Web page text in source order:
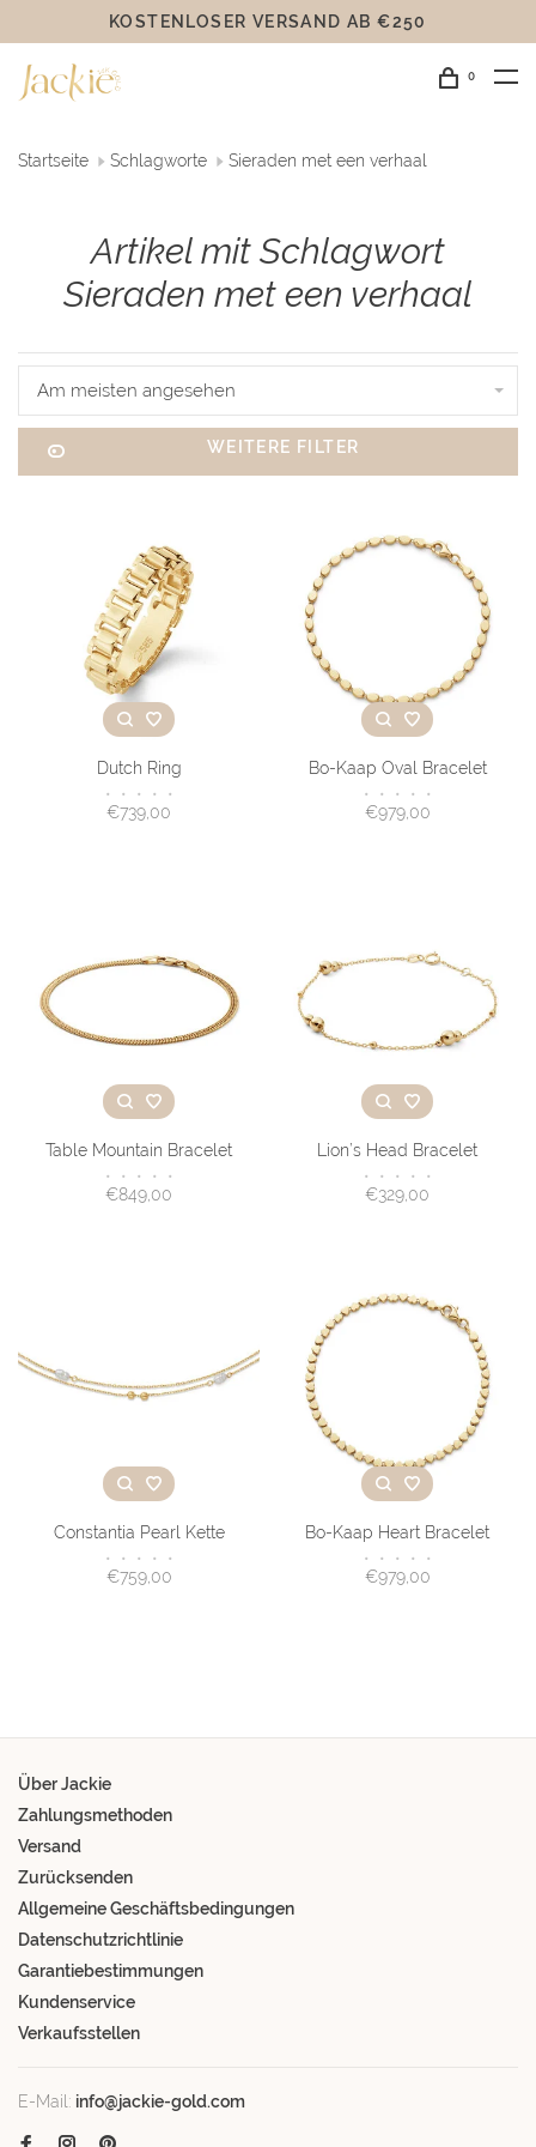
KOSTENLOSER VERSAND AB €250
0
Startseite Schlagworte Sieraden met een verhaal
Artikel mit Schlagwort
Sieraden met een verhaal
Am meisten angesehen
WEITERE FILTER
Dutch Ring
• • • • •
€739,00
Bo-Kaap Oval Bracelet
• • • • •
€979,00
Table Mountain Bracelet
• • • • •
€849,00
Lion’s Head Bracelet
• • • • •
€329,00
Constantia Pearl Kette
• • • • •
€759,00
Bo-Kaap Heart Bracelet
• • • • •
€979,00
Über Jackie
Zahlungsmethoden
Versand
Zurücksenden
Allgemeine Geschäftsbedingungen
Datenschutzrichtlinie
Garantiebestimmungen
Kundenservice
Verkaufsstellen
E-Mail: info@jackie-gold.com